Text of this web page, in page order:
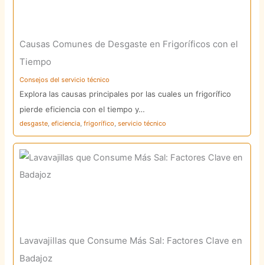
Causas Comunes de Desgaste en Frigoríficos con el
Tiempo
Consejos del servicio técnico
Explora las causas principales por las cuales un frigorífico
pierde eficiencia con el tiempo y…
desgaste,eficiencia,frigorífico,servicio técnico
Lavavajillas que Consume Más Sal: Factores Clave en
Badajoz